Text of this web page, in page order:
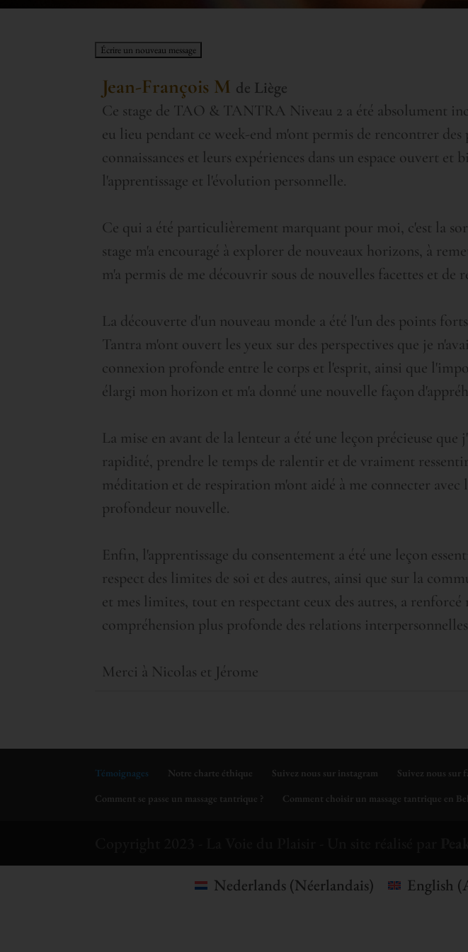
Jean-François M de Liège
Ce stage de TAO & TANTRA Niveau 2 a été absolument
eu lieu pendant ce week-end m'ont permis de rencontrer
connaissances et leurs expériences dans un espace ouvert
l'apprentissage et l'évolution personnelle.
Ce qui a été particulièrement marquant pour moi, c'est la
stage m'a encouragé à explorer de nouveaux horizons, à
m'a permis de me découvrir sous de nouvelles facettes et de
La découverte d'un nouveau monde a été l'un des points
Tantra m'ont ouvert les yeux sur des perspectives que je
connexion profonde entre le corps et l'esprit, ainsi que
élargi mon horizon et m'a donné une nouvelle façon
La mise en avant de la lenteur a été une leçon précieuse
rapidité, prendre le temps de ralentir et de vraiment
méditation et de respiration m'ont aidé à me connecter
profondeur nouvelle.
Enfin, l'apprentissage du consentement a été une leçon
respect des limites de soi et des autres, ainsi que sur la
et mes limites, tout en respectant ceux des autres, a
compréhension plus profonde des relations
Merci à Nicolas et Jérome
Témoignages Notre charte éthique Suivez nous sur instagram Suivez nous sur
Comment se passe un massage tantrique ?
Comment choisir un massage tantrique en
Nederlands (Néerlandais) English (